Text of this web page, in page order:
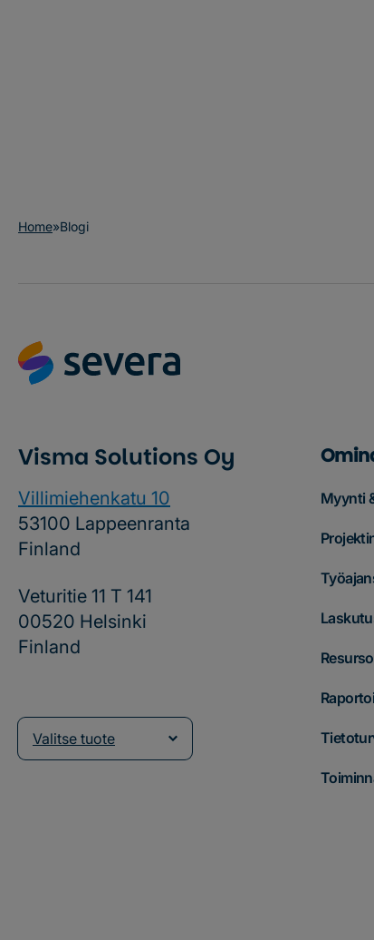
Home»Blogi
Visma Solutions Oy
Villimiehenkatu 10
53100 Lappeenranta
Finland
Veturitie 11 T 141
00520 Helsinki
Finland
Valitse tuote
Myynti